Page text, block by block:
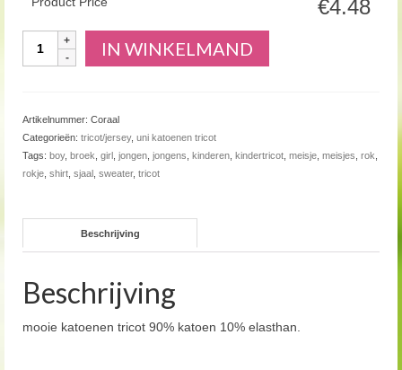
€4.48
IN WINKELMAND
Artikelnummer: Coraal
Categorieën: tricot/jersey, uni katoenen tricot
Tags: boy, broek girl jongen jongens kinderen kindertricot meisje meisjes rok
rokje shirt sjaal sweater, tricot
Beschrijving
Beschrijving
mooie katoenen tricot 90% katoen 10% elasthan.